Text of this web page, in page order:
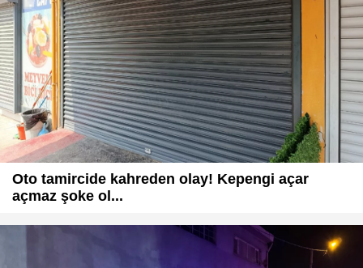
Oto tamircide kahreden olay! Kepengi açar
açmaz şoke ol...